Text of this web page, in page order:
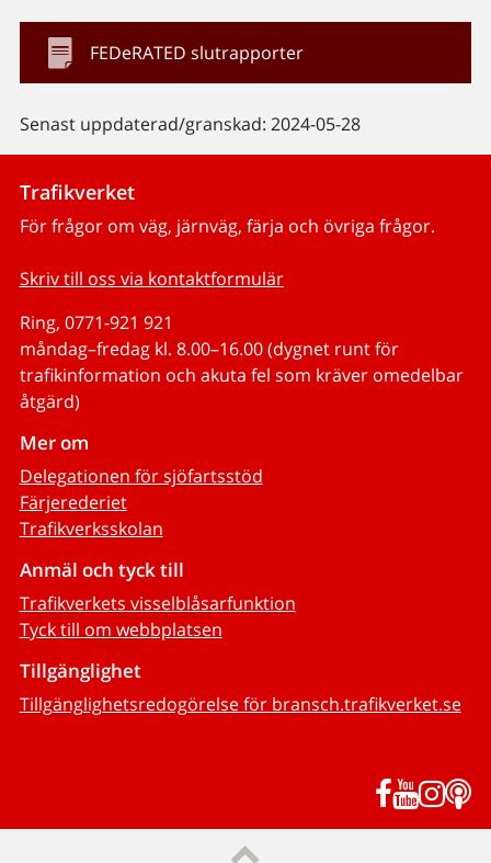
FEDeRATED slutrapporter
Senast uppdaterad/granskad: 2024-05-28
Trafikverket
För frågor om väg, järnväg, färja och övriga frågor.
Skriv till oss via kontaktformulär
Ring, 0771-921 921
måndag–fredag kl. 8.00–16.00 (dygnet runt för
trafikinformation och akuta fel som kräver omedelbar
åtgärd)
Mer om
Delegationen för sjöfartsstöd
Färjerederiet
Trafikverksskolan
Anmäl och tyck till
Trafikverkets visselblåsarfunktion
Tyck till om webbplatsen
Tillgänglighet
Tillgänglighetsredogörelse för bransch.trafikverket.se
Facebook
YouTube